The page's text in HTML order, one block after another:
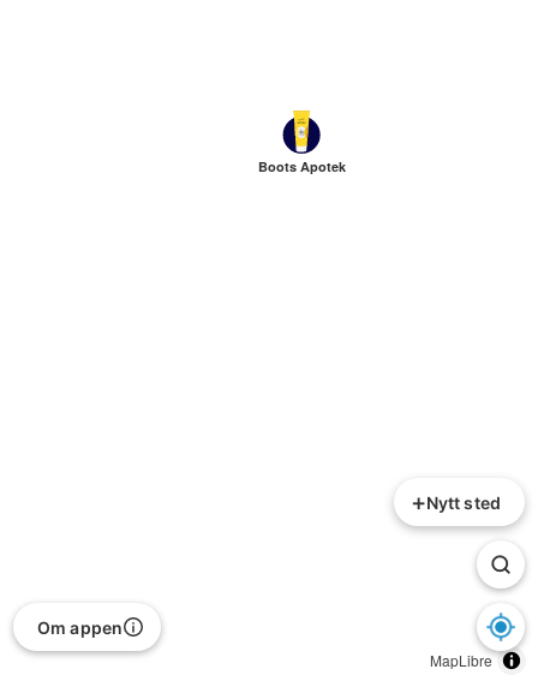
Boots Apotek
MapLibre
+Nytt sted
Om appen